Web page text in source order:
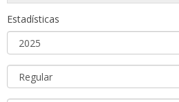
Estadísticas